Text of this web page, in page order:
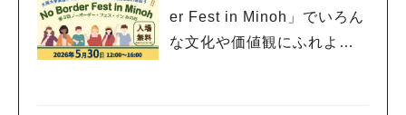
er Fest in Minoh」でいろん
な文化や価値観にふれよ